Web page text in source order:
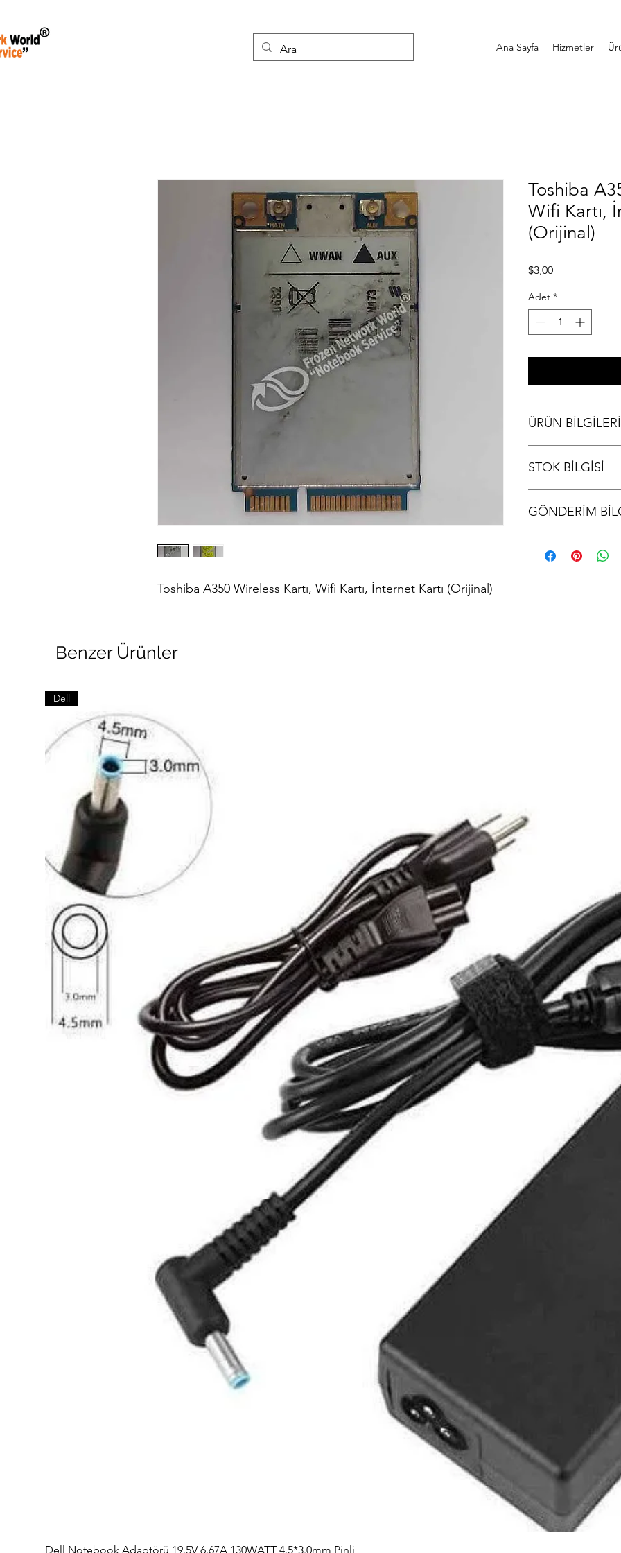
Ana Sayfa Hizmetler
Toshiba A350 Wireless Kartı, Wifi Kartı, İnternet Kartı (Orijinal)
Toshiba
Wifi Kartı,
(Orijinal)
$3,00Fiyat
Adet *
ÜRÜN BİLGİLERİ
(Orijinal)
STOK BİLGİSİ
GÖNDERİM
kodu iletilir.
Benzer Ürünler
Dell
Dell Notebook Adaptörü 19.5V 6.67A 130WATT 4.5*3.0mm Pinli